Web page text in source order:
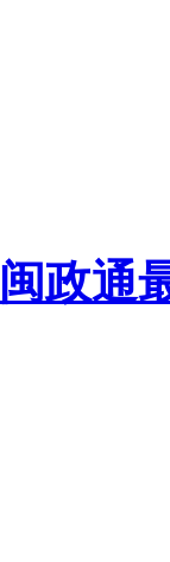
闽政通